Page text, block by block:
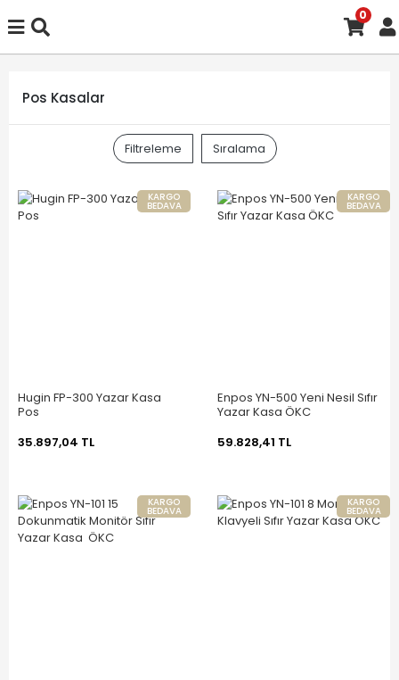
0
Pos Kasalar
Filtreleme Sıralama
KARGO
BEDAVA
Hugin FP-300 Yazar Kasa
Pos
35.897,04 TL
KARGO
BEDAVA
Enpos YN-500 Yeni Nesil Sıfır
Yazar Kasa ÖKC
59.828,41 TL
KARGO
BEDAVA
KARGO
BEDAVA